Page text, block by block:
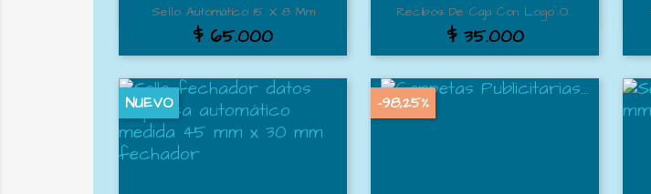
Sello Automático 15 X 8 Mm
$ 65.000
Vista rápida Recibos De Caja Con Logo O...
$ 35.000
Vista rápida
NUEVO -98,25%